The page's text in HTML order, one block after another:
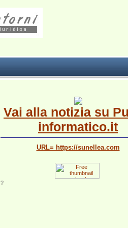
Vai alla notizia su
informatico.it
URL= https://sunellea.com
?